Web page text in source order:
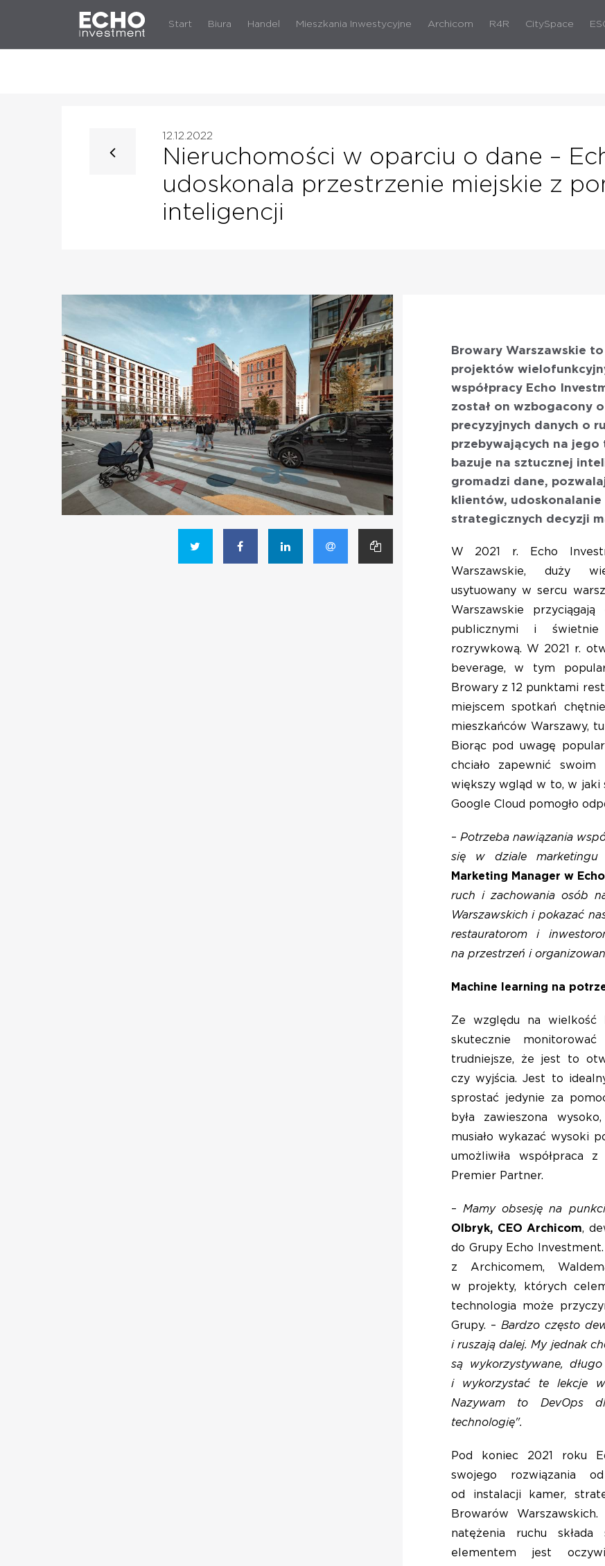
Start Biura Handel Mieszkania Inwestycyjne Archicom R4R CitySpace
12.12.2022
Nieruchomości w oparciu o dane –
udoskonala przestrzenie miejskie z
inteligencji
Browary Warszawskie
projektów
współpracy Echo
został on wzbogacony
precyzyjnych danych o
przebywających na
bazuje na sztucznej
gromadzi dane,
klientów,
strategicznych decyzji
W 2021 r. Echo
Warszawskie, duży
usytuowany w sercu
Warszawskie
publicznymi i świetnie
rozrywkową. W 2021 r.
beverage, w tym
Browary z 12 punktami
miejscem spotkań
mieszkańców Warszawy,
Biorąc pod uwagę
chciało zapewnić swoim
większy wgląd w to, w jaki
Google Cloud pomogło
– Potrzeba nawiązania
się w dziale marketingu
Marketing Manager w
ruch i zachowania osób
Warszawskich i pokazać
restauratorom i
na przestrzeń i
Machine learning na
Ze względu na wielkość
skutecznie
trudniejsze, że jest to
czy wyjścia. Jest to
sprostać jedynie za
była zawieszona
musiało wykazać wysoki
umożliwiła współpraca
Premier Partner.
– Mamy obsesję na
Olbryk, CEO Archicom,
do Grupy Echo
z Archicomem,
w projekty, których
technologia może
Grupy. – Bardzo często
i ruszają dalej. My jednak
są wykorzystywane,
i wykorzystać te lekcje
Nazywam to DevOps
technologię".
Pod koniec 2021 roku
swojego rozwiązania
od instalacji kamer,
Browarów
natężenia ruchu
elementem jest